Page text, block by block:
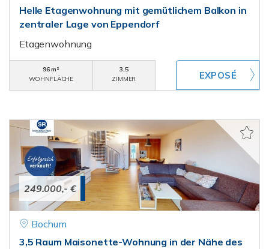
Helle Etagenwohnung mit gemütlichem Balkon in
zentraler Lage von Eppendorf
Etagenwohnung
96 m²
WOHNFLÄCHE
3,5
ZIMMER
249.000,- €
Bochum
3,5 Raum Maisonette-Wohnung in der Nähe des